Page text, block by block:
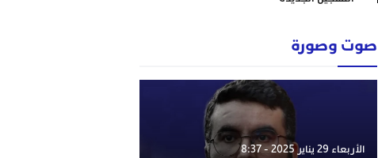
صوت وصورة
الأربعاء 29 يناير 2025 - 8:37